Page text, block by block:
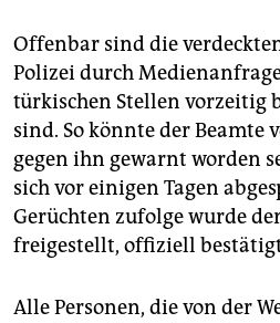
Offenbar sind die
Polizei durch
türkischen Stellen vorzeitig
sind. So könnte der Beamte
gegen ihn gewarnt worden
sich vor einigen Tagen
Gerüchten zufolge wurde
freigestellt, offiziell
Alle Personen, die von der